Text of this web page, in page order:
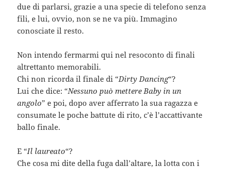
due di parlarsi, grazie a una specie di telefono senza
fili, e lui, ovvio, non se ne va più. Immagino
conosciate il resto.
Non intendo fermarmi qui nel resoconto di finali
altrettanto memorabili.
Chi non ricorda il finale di “Dirty Dancing“?
Lui che dice: “Nessuno può mettere Baby in un
angolo” e poi, dopo aver afferrato la sua ragazza e
consumate le poche battute di rito, c’è l’accattivante
ballo finale.
E “Il laureato“?
Che cosa mi dite della fuga dall’altare, la lotta con i